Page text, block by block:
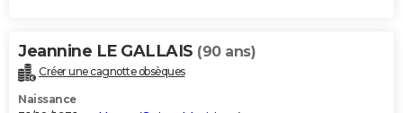
Jeannine LE GALLAIS (90 ans)
Créer une cagnotte obsèques
Naissance